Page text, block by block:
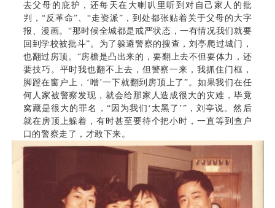
去父母的庇护，还每天在大喇叭里听到对自己家人的批
判，“反革命”、“走资派”，到处都张贴着关于父母的大字
报、漫画。“那时候全城都是戒严状态，一有情况我们就要
回到学校被批斗”。为了躲避警察的搜查，刘亭爬过城门，
也翻过房顶。“房檐是凸出来的，要翻上去不但要体力，还
要技巧。平时我也翻不上去，但警察一来，我抓住门框，
脚蹬在窗户上，‘噌’一下就翻到房顶上了”。如果我们在任
何人家被警察发现，就会给那家人造成很大的灾难，毕竟
窝藏是很大的罪名，“因为我们‘太黑了’”，刘亭说。然后
就在房顶上躲着，有时甚至要待个把小时，一直等到查户
口的警察走了，才敢下来。